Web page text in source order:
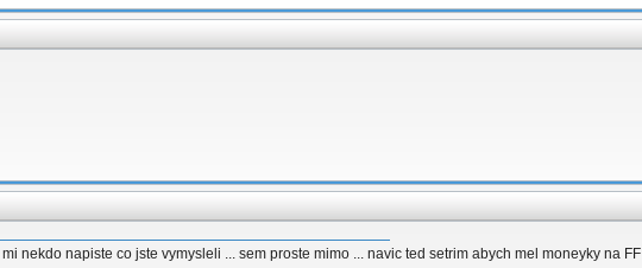
nekdo napiste co jste vymysleli ... sem proste mimo ... navic ted setrim abych mel moneyky na FF